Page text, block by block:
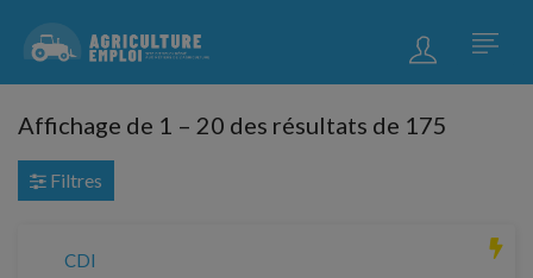
Affichage de 1 – 20 des résultats de 175
Filtres
CDI